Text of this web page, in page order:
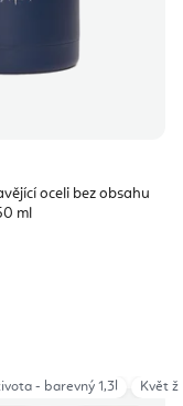
oceli bez obsahu
ml
- barevný 1,3l Květ